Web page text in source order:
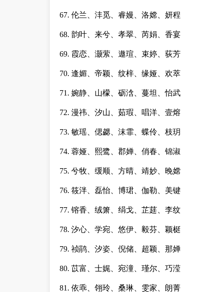
67. 伦兰、沣觅、睿嫚、洛嫦、妍程
68. 韵叶、来兮、孝翠、芮娟、香宴
69. 霞恋、灏萦、遨瑄、束婷、荻芳
70. 逢媚、帝颖、纹梓、缘娅、欢萃
71. 婉静、山檬、砺浛、蔓坦、怡武
72. 漫祎、汐山、茹瑕、唱洋、壹熔
73. 敏瑶、偲勰、沫霏、蝶伶、枝玥
74. 蓉娅、熙鹭、郡婵、俏春、锦淑
75. 兮牧、缓顺、方晴、靖妙、晚嫦
76. 筱泮、磊怡、博珺、伽勒、美键
77. 镕香、绒箫、绢戈、芷莛、李纹
78. 汐心、学宛、悠伊、毅芬、颖梃
79. 祯鹃、汐姿、倪储、超颖、那婵
80. 苡富、士娓、宛潼、瑾尔、巧滢
81. 依乖、翎玲、桑琳、雯家、朗菁